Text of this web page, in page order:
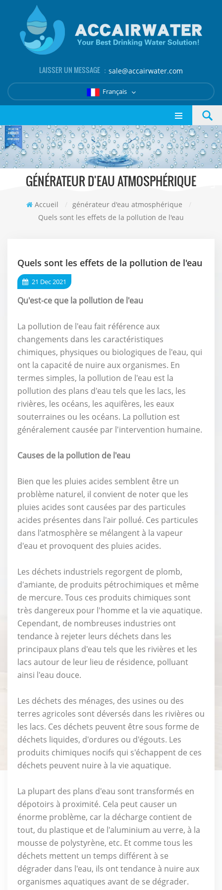
LAISSER UN MESSAGE ： sale@accairwater.com
Français
GÉNÉRATEUR D'EAU ATMOSPHÉRIQUE
Accueil / générateur d'eau atmosphérique
/
Quels sont les effets de la pollution de l'eau
Quels sont les effets de la pollution de l'eau
21 Dec 2021
Qu'est-ce que la pollution de l'eau
La pollution de l'eau fait référence aux
changements dans les caractéristiques
chimiques, physiques ou biologiques de l'eau, qui
ont la capacité de nuire aux organismes. En
termes simples, la pollution de l'eau est la
pollution des plans d'eau tels que les lacs, les
rivières, les océans, les aquifères, les eaux
souterraines ou les océans. La pollution est
généralement causée par l'intervention humaine.
Causes de la pollution de l'eau
Bien que les pluies acides semblent être un
problème naturel, il convient de noter que les
pluies acides sont causées par des particules
acides présentes dans l'air pollué. Ces particules
dans l'atmosphère se mélangent à la vapeur
d'eau et provoquent des pluies acides.
Les déchets industriels regorgent de plomb,
d'amiante, de produits pétrochimiques et même
de mercure. Tous ces produits chimiques sont
très dangereux pour l'homme et la vie aquatique.
Cependant, de nombreuses industries ont
tendance à rejeter leurs déchets dans les
principaux plans d'eau tels que les rivières et les
lacs autour de leur lieu de résidence, polluant
ainsi l'eau douce.
Les déchets des ménages, des usines ou des
terres agricoles sont déversés dans les rivières ou
les lacs. Ces déchets peuvent être sous forme de
déchets liquides, d'ordures ou d'égouts. Les
produits chimiques nocifs qui s'échappent de ces
déchets peuvent nuire à la vie aquatique.
La plupart des plans d'eau sont transformés en
dépotoirs à proximité. Cela peut causer un
énorme problème, car la décharge contient de
tout, du plastique et de l'aluminium au verre, à la
mousse de polystyrène, etc. Et comme tous les
déchets mettent un temps différent à se
dégrader dans l'eau, ils ont tendance à nuire aux
organismes aquatiques avant de se dégrader.